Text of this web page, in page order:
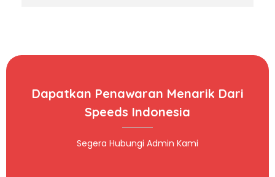
Dapatkan Penawaran Menarik Dari
Speeds Indonesia
Segera Hubungi Admin Kami